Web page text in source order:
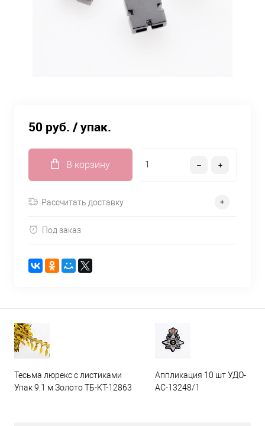
50 руб. / упак.
В корзину
Рассчитать доставку
Под заказ
Тесьма люрекс с листиками
Упак 9.1 м Золото ТБ-КТ-12863
Аппликация 10 шт УДО-
АС-13248/1